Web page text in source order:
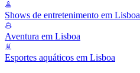
Shows de entretenimento em Lisboa
Aventura em Lisboa
Esportes aquáticos em Lisboa